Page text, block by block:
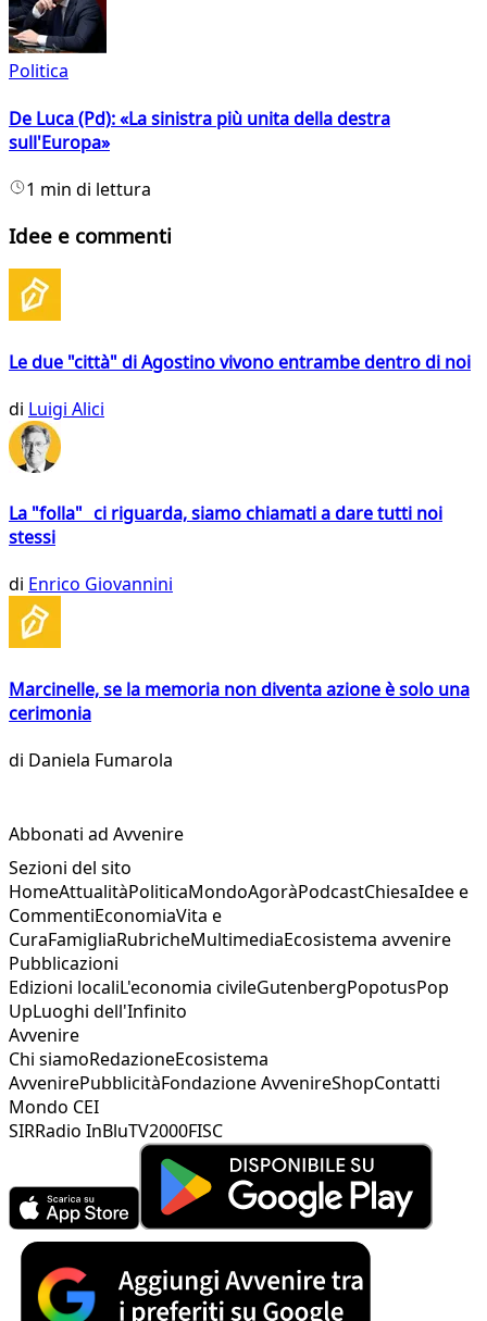
Politica
De Luca (Pd): «La sinistra più unita della destra
sull'Europa»
1 min di lettura
Idee e commenti
Le due "città" di Agostino vivono entrambe dentro di noi
di Luigi Alici
La "folla" ci riguarda, siamo chiamati a dare tutti noi
stessi
di Enrico Giovannini
Marcinelle, se la memoria non diventa azione è solo una
cerimonia
di Daniela Fumarola
Abbonati ad Avvenire
Sezioni del sito
HomeAttualitàPoliticaMondoAgoràPodcastChiesaIdee e
CommentiEconomiaVita e
CuraFamigliaRubricheMultimediaEcosistema avvenire
Pubblicazioni
Edizioni localiL'economia civileGutenbergPopotusPop
UpLuoghi dell'Infinito
Avvenire
Chi siamoRedazioneEcosistema
AvvenirePubblicitàFondazione AvvenireShopContatti
Mondo CEI
SIRRadio InBluTV2000FISC